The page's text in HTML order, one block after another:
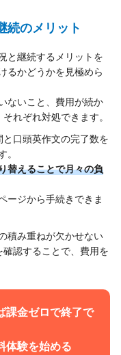
続のメリット
と継続するメリットを
るかどうかを見極めら
ないこと、費用が続か
れぞれ対処できます。
口頭英作文の完了数を
替えることで月々の負
ージから手続きできま
積み重ねが欠かせない
認することで、費用を
課金ゼロで終了で
体験を始める